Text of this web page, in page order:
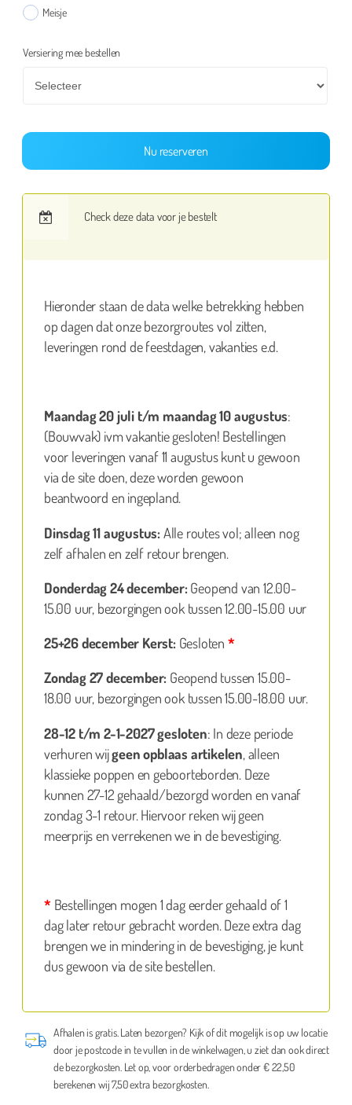
Meisje
Versiering mee bestellen
Nu reserveren
Check deze data voor je bestelt
Hieronder staan de data welke betrekking hebben
op dagen dat onze bezorgroutes vol zitten,
leveringen rond de feestdagen, vakanties e.d.
Maandag 20 juli t/m maandag 10 augustus:
(Bouwvak) ivm vakantie gesloten! Bestellingen
voor leveringen vanaf 11 augustus kunt u gewoon
via de site doen, deze worden gewoon
beantwoord en ingepland.
Dinsdag 11 augustus: Alle routes vol; alleen nog
zelf afhalen en zelf retour brengen.
Donderdag 24 december:Geopend van 12.00-
15.00 uur, bezorgingen ook tussen 12.00-15.00 uur
25+26 december Kerst:Gesloten *
Zondag 27 december: Geopend tussen 15.00-
18.00 uur, bezorgingen ook tussen 15.00-18.00 uur.
28-12 t/m 2-1-2027 gesloten: In deze periode
verhuren wijgeen opblaas artikelen , alleen
klassieke poppen en geboorteborden. Deze
kunnen 27-12 gehaald/bezorgd worden en vanaf
zondag 3-1 retour. Hiervoor reken wij geen
meerprijs en verrekenen we in de bevestiging.
* Bestellingen mogen 1 dag eerder gehaald of 1
dag later retour gebracht worden. Deze extra dag
brengen we in mindering in de bevestiging, je kunt
dus gewoon via de site bestellen.
Afhalen is gratis. Laten bezorgen? Kijk of dit mogelijk is op uw locatie
door je postcode in te vullen in de winkelwagen, u ziet dan ook direct
de bezorgkosten. Let op, voor orderbedragen onder € 22,50
berekenen wij 7,50 extra bezorgkosten.